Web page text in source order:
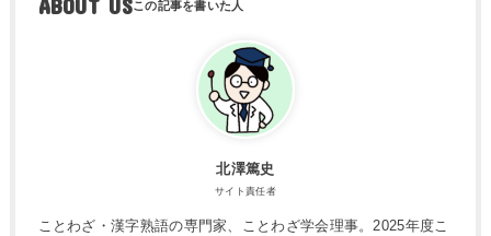
ABOUT US
北澤篤史
サイト責任者
ことわざ・漢字熟語の専門家、ことわざ学会理事。2025年度こ